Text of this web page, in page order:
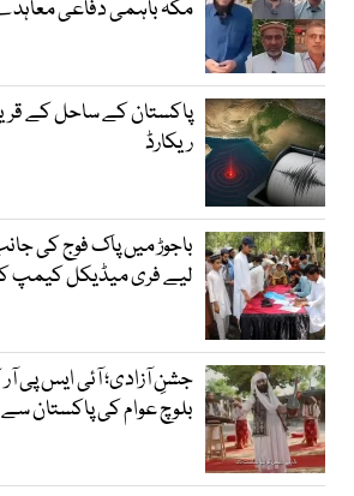
مکہ باہمی دفاعی
ریکارڈ
لیے فری میڈیکل کیمپ کا
جشنِ آزادی؛ آئی ایس پی آر
بلوچ عوام کی پاکستان